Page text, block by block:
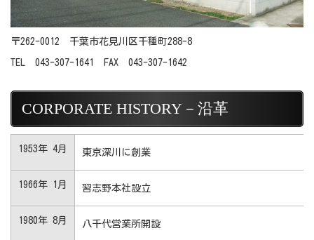
〒262-0012 千葉市花見川区千種町288-8
TEL 043-307-1641 FAX 043-307-1642
CORPORATE HISTORY－沿革
1953年 4月 東京深川に創業
1966年 1月 習志野本社設立
1980年 8月 八千代営業所開設